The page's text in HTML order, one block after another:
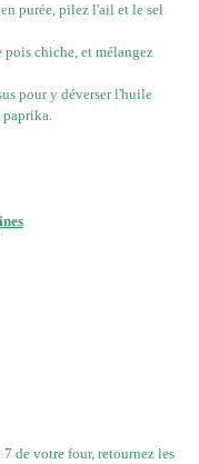
purée, pilez l'ail et le sel
pois chiche, et mélangez
pour y déverser l'huile
paprika.
de votre four, retournez les